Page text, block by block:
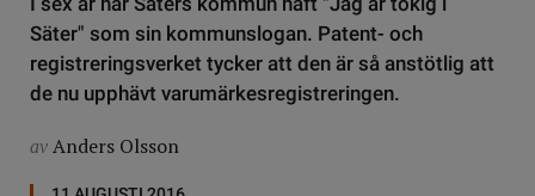
Säter" som sin kommunslogan. Patent- och
registreringsverket tycker att den är så anstötlig att
de nu upphävt varumärkesregistreringen.
av Anders Olsson